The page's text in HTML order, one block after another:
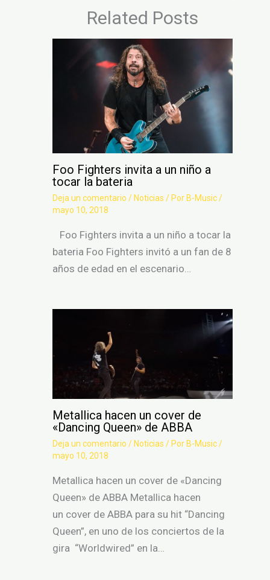
Related Posts
Foo Fighters invita a un niño a
tocar la bateria
Deja un comentario / Noticias / Por B-Music/
mayo 10, 2018
Foo Fighters invita a un niño a tocar la
bateria Foo Fighters invitó a un fan de 8
años de edad en el escenario…
Metallica hacen un cover de
«Dancing Queen» de ABBA
Deja un comentario / Noticias / Por B-Music/
mayo 10, 2018
Metallica hacen un cover de «Dancing
Queen» de ABBA Metallica hacen
un cover de ABBA para su hit “Dancing
Queen”, en uno de los conciertos de la
gira “Worldwired” en la…